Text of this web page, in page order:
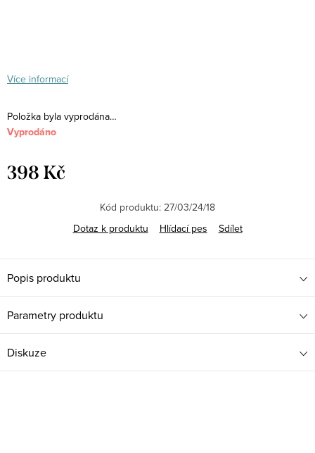
Více informací
Položka byla vyprodána…
Vyprodáno
398 Kč
Kód produktu: 27/03/24/18
Dotaz k produktu
Hlídací pes Sdílet
Popis produktu
Parametry produktu
Diskuze